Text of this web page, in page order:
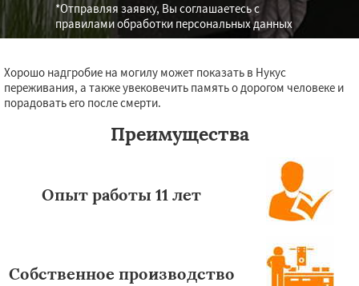
*Отправляя заявку, Вы соглашаетесь с
правилами обработки персональных данных
Хорошо надгробие на могилу может показать в Нукус
переживания, а также увековечить память о дорогом человеке и
порадовать его после смерти.
Преимущества
Опыт работы 11 лет
Собственное производство